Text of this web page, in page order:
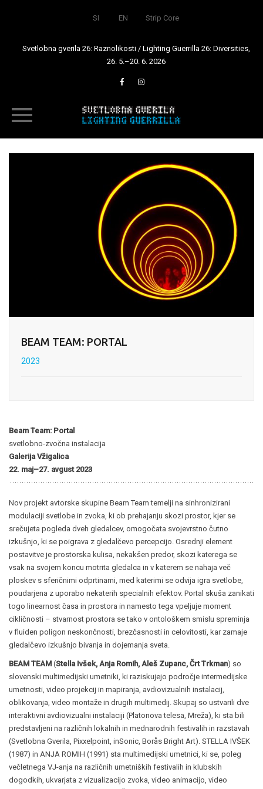
SI EN Strip Core
Svetlobna gverila 26: Raznolikosti / Lighting Guerrilla 26: Diversities,
26. 5.–20. 6. 2026
BEAM TEAM: PORTAL
2023
Beam Team: Portal
svetlobno-zvočna instalacija
Galerija Vžigalica
22. maj–27. avgust 2023
Nov projekt avtorske skupine Beam Team temelji na sinhronizirani
modulaciji svetlobe in zvoka, ki ob prehajanju skozi prostor, kjer se
srečujeta pogleda dveh gledalcev, omogočata svojevrstno čutno
izkušnjo, ki se poigrava z gledalčevo percepcijo. Osrednji element
postavitve je prostorska kulisa, nekakšen predor, skozi katerega se
vsak na svojem koncu motrita gledalca in v katerem se nahaja več
ploskev s sferičnimi odprtinami, med katerimi se odvija igra svetlobe,
poudarjena z uporabo nekaterih specialnih efektov. Portal skuša zanikati
togo linearnost časa in prostora in namesto tega vpeljuje moment
cikličnosti – stvarnost prostora se tako v ontološkem smislu spreminja
v fluiden poligon neskončnosti, brezčasnosti in celovitosti, kar zamaje
gledalčevo izkušnjo bivanja in dojemanja sveta.
BEAM TEAM (Stella Ivšek, Anja Romih, Aleš Zupanc, Črt Trkman) so
slovenski multimedijski umetniki, ki raziskujejo področje intermedijske
umetnosti, video projekcij in mapiranja, avdiovizualnih instalacij,
oblikovanja, video montaže in drugih multimedij. Skupaj so ustvarili dve
interaktivni avdiovizualni instalaciji (Platonova telesa, Mreža), ki sta bili
predstavljeni na različnih lokalnih in mednarodnih festivalih in razstavah
(Svetlobna Gverila, Pixxelpoint, inSonic, Borås Bright Art). STELLA IVŠEK
(1987) in ANJA ROMIH (1991) sta multimedijski umetnici, ki se, poleg
večletnega VJ-anja na različnih umetniških festivalih in klubskih
dogodkih, ukvarjata z vizualizacijo zvoka, video animacijo, video